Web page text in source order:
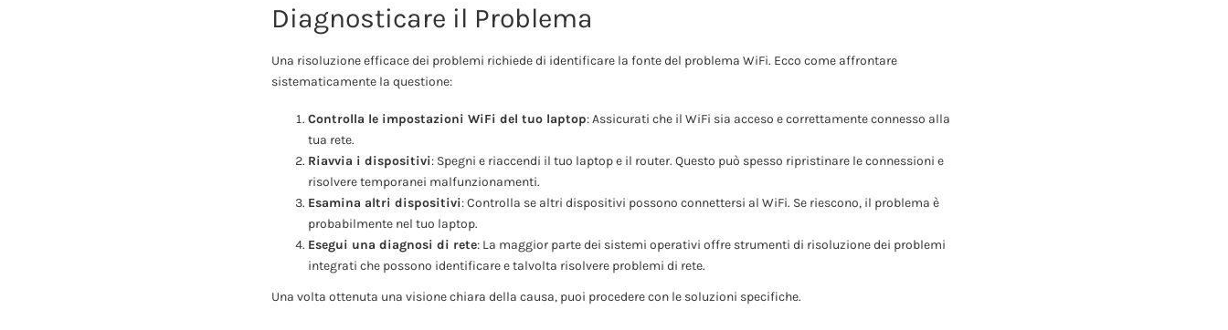
Diagnosticare il Problema
Una risoluzione efficace dei problemi richiede di identificare la fonte del problema WiFi. Ecco come affrontare
sistematicamente la questione:
Controlla le impostazioni WiFi del tuo laptop: Assicurati che il WiFi sia acceso e correttamente connesso alla
tua rete.
Riavvia i dispositivi: Spegni e riaccendi il tuo laptop e il router. Questo può spesso ripristinare le connessioni e
risolvere temporanei malfunzionamenti.
Esamina altri dispositivi: Controlla se altri dispositivi possono connettersi al WiFi. Se riescono, il problema è
probabilmente nel tuo laptop.
Esegui una diagnosi di rete: La maggior parte dei sistemi operativi offre strumenti di risoluzione dei problemi
integrati che possono identificare e talvolta risolvere problemi di rete.
Una volta ottenuta una visione chiara della causa, puoi procedere con le soluzioni specifiche.